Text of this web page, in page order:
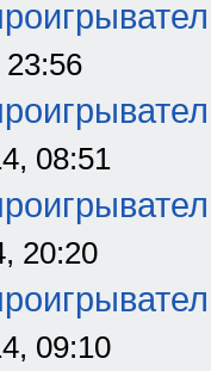
08:51
20:20
09:10